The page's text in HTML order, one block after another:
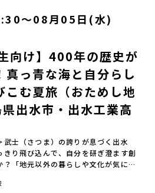
週間を目途に、お申し込み時に記入い
当選／落選メール」をお送りいたし
された「当選確認フォーム」に３日
ームの提出をもって参加確定とさせ
ォームの期日までにご回答いただけな
させていただきます。当選取り消しが
へご連絡させていただきます。登録
の場合は下記の地域みらい留学公式
す。※受信制限設定をしていると、通
けません。その場合は、
を受信できるよう設定をお願いいた
お問合せにはお答えしておりません
し込みについてお申込はお一人様1回
ンからお申込ください。申込後の内容
、メールアドレスの入力間違いにご
１室に複数(同性2～4名程度)で宿泊
ルギー対応について個別の詳細なア
らに仲間や地元の高校生、町の大人
アイヌが愛した森を散策するフィー
返りワーク」 -みんなで振り返り対話
） 13：30頃プログラム終了-新千歳
です。※天候の状況や参加人数によっ
がございます。参加概要【開催場所】
う）【実施日程】7月18日(土)～7月20
には6月3日(水) 18：30～20：00に
修」をご案内する予定です。必ず参
所・時間】7月18日(土) 12：00 新千歳
港に到着する便で手配ください。【解
) 15：00頃 新千歳空港※16：00以降
配ください。【対象】中学2年生、中
ス ヤント※ドミトリータイプの2段ベ
だく予定です。【旅行代金】無料※旅
以下の内容が無料となります・宿泊
アクティビティ・体験費用・一部の食
っ向から立ち向かい、未知の領域へ
、手つかずの大自然の中で一攫千金
り」、自らの手で広大な大地を切り
ど、夢を追う人々が集まる他の町に
樹町では、このフロンティアスピリッ
町から宇宙を目指す」という新たな夢
版シリコンバレー」の実現を目指し、
宇宙港「北海道スペースポート」の
の未来への挑戦の精神は、民間企業に
成功という形で実を結び、世界有数
全国・アジア各国からも大きな注目
な大樹町の過去から未来へ繋がるフロ
クティビティへ出発！農業からロケ
、他では味わえない体験を五感をフル
す🎵大樹高校は、農業から宇宙まで
高校の学びは、ただ教室の机に座っ
業や漁業から、最先端の宇宙科学ま
〜08月05日(水)
向け】400年の歴史が
真っ青な海と自分らし
こむ夏旅（おためし地
出水市・出水工業高
士（さつま）の誇りが息づく出水
きり飛び込んで、自分を研ぎ澄ます創
「地元以外の暮らしや文化が気にな
「自分の進学や将来の可能性をもっ
や工業高校に興味がある！」そんな